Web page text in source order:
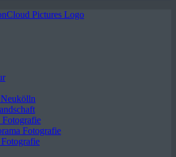
Fotografie
Fotografie